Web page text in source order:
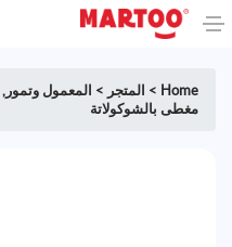
Home
> المتجر > المعمول وتمور ,
مغطى بالشوكولاتة